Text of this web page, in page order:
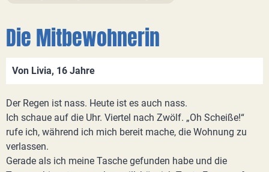
Die Mitbewohnerin
Von Livia, 16 Jahre
Der Regen ist nass. Heute ist es auch nass.
Ich schaue auf die Uhr. Viertel nach Zwölf. „Oh Scheiße!“
rufe ich, während ich mich bereit mache, die Wohnung zu
verlassen.
Gerade als ich meine Tasche gefunden habe und die